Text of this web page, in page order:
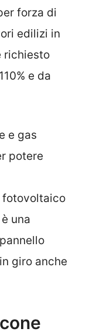
forza di
edilizi in
richiesto
e da
e gas
potere
fotovoltaico
una
giro anche